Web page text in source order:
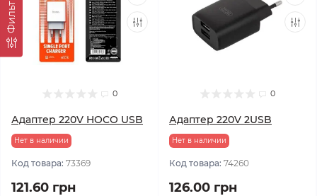
Фильтр
0
Адаптер 220V HOCO USB
Нет в наличии
Код товара: 73369
121.60 грн
0
Адаптер 220V 2USB
Нет в наличии
Код товара: 74260
126.00 грн